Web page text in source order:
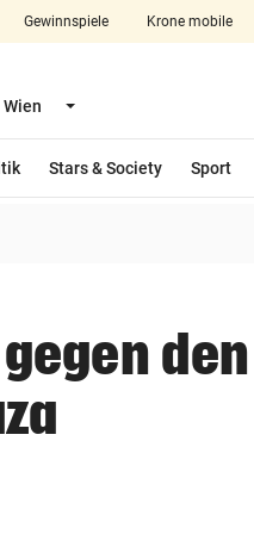
Gewinnspiele Krone mobile
Wien Menü aufklappen
Stars & Society Sport
den